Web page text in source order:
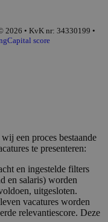
2026 • KvK nr: 34330199 •
score
een proces bestaande
te presenteren:
en ingestelde filters
en salaris) worden
uitgesloten.
vacatures worden
relevantiescore. Deze